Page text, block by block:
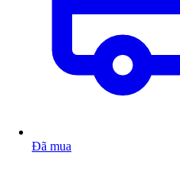
Đã mua